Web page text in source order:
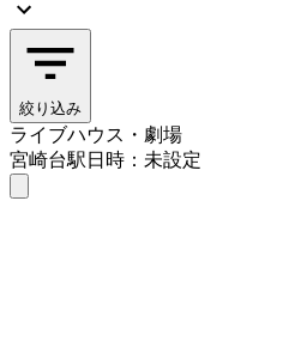
絞り込み
ライブハウス・劇場
宮崎台駅日時：未設定